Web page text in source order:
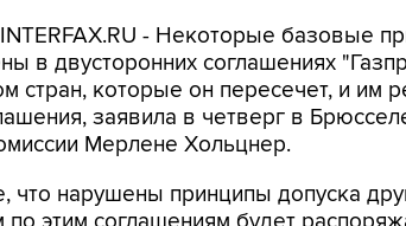
- Некоторые базовые
в двусторонних соглашениях
стран, которые он пересечет, и им
заявила в четверг в
Мерлене Хольцнер.
что нарушены принципы допуска